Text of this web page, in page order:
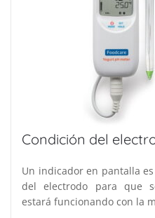
Condición del
Un indicador en pantalla
del electrodo para que
estará funcionando con la